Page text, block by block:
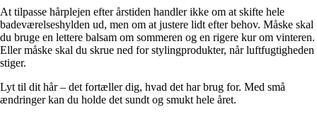
At tilpasse hårplejen efter årstiden handler ikke om at skifte hele
badeværelseshylden ud, men om at justere lidt efter behov. Måske skal
du bruge en lettere balsam om sommeren og en rigere kur om vinteren.
Eller måske skal du skrue ned for stylingprodukter, når luftfugtigheden
stiger.
Lyt til dit hår – det fortæller dig, hvad det har brug for. Med små
ændringer kan du holde det sundt og smukt hele året.